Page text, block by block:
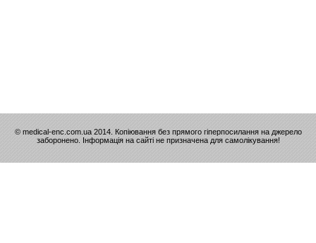
© medical-enc.com.ua 2014. Копіювання без прямого гіперпосилання на джерело
заборонено. Інформація на сайті не призначена для самолікування!